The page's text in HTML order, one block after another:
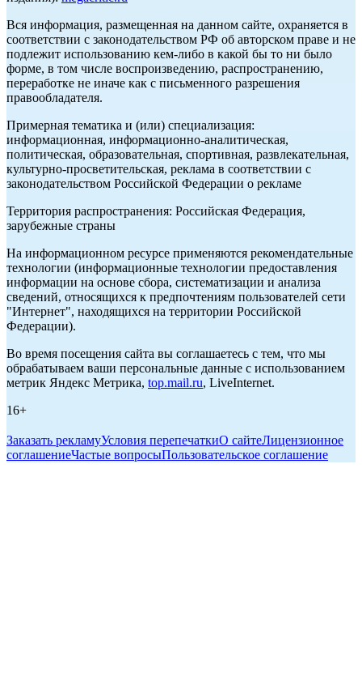
Вся информация, размещенная на данном сайте, охраняется в
соответствии с законодательством РФ об авторском праве и не
подлежит использованию кем-либо в какой бы то ни было
форме, в том числе воспроизведению, распространению,
переработке не иначе как с письменного разрешения
правообладателя.
Примерная тематика и (или) специализация:
информационная, информационно-аналитическая,
политическая, образовательная, спортивная, развлекательная,
культурно-просветительская, реклама в соответствии с
законодательством Российской Федерации о рекламе
Территория распространения: Российская Федерация,
зарубежные страны
На информационном ресурсе применяются рекомендательные
технологии (информационные технологии предоставления
информации на основе сбора, систематизации и анализа
сведений, относящихся к предпочтениям пользователей сети
"Интернет", находящихся на территории Российской
Федерации).
Во время посещения сайта вы соглашаетесь с тем, что мы
обрабатываем ваши персональные данные с использованием
метрик Яндекс Метрика, top.mail.ru, LiveInternet.
16+
Заказать рекламуУсловия перепечаткиО сайтеЛицензионное
соглашениеЧастые вопросыПользовательское соглашение